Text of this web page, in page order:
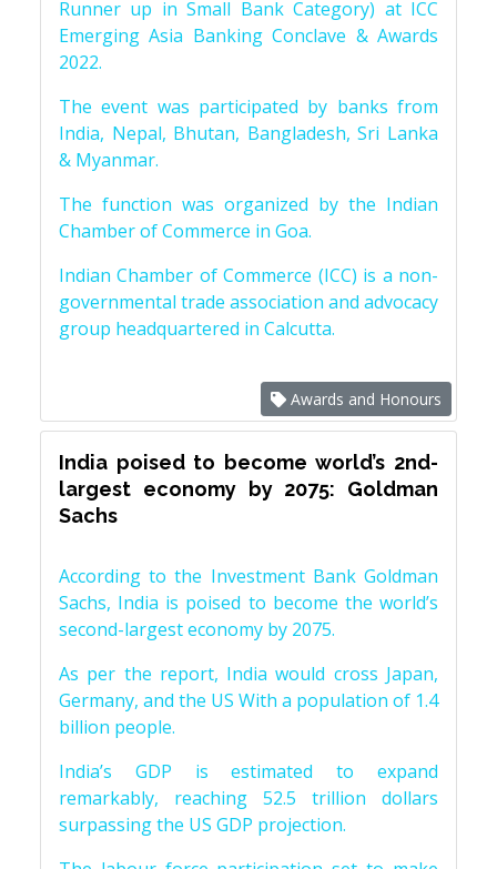
Runner up in Small Bank Category) at ICC
Emerging Asia Banking Conclave & Awards
2022.
The event was participated by banks from
India, Nepal, Bhutan, Bangladesh, Sri Lanka
& Myanmar.
The function was organized by the Indian
Chamber of Commerce in Goa.
Indian Chamber of Commerce (ICC) is a non-
governmental trade association and advocacy
group headquartered in Calcutta.
Awards and Honours
India poised to become world’s 2nd-
largest economy by 2075: Goldman
Sachs
According to the Investment Bank Goldman
Sachs, India is poised to become the world’s
second-largest economy by 2075.
As per the report, India would cross Japan,
Germany, and the US With a population of 1.4
billion people.
India’s GDP is estimated to expand
remarkably, reaching 52.5 trillion dollars
surpassing the US GDP projection.